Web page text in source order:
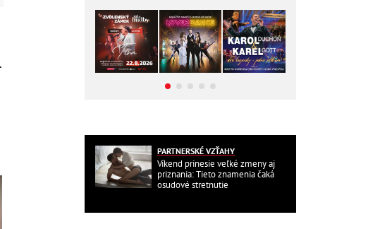
PARTNERSKÉ VZŤAHY
Víkend prinesie veľké zmeny aj
priznania: Tieto znamenia čaká
osudové stretnutie